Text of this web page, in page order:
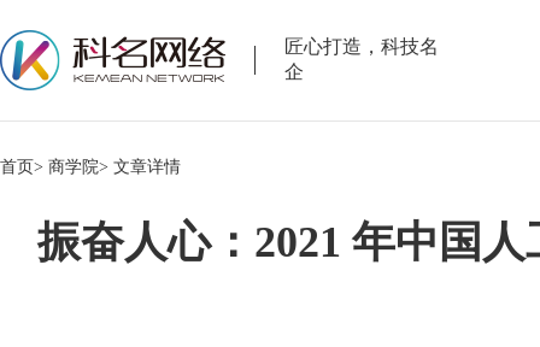
匠心打造，科技名
企
首页> 商学院> 文章详情
振奋人心：2021 年中国